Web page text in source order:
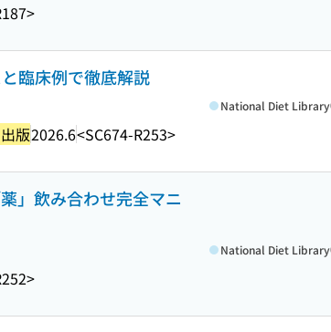
臨床例で徹底解説
版2026.6<SC674-R253>
National Diet Library
」飲み合わせ完全マニ
National Diet Library